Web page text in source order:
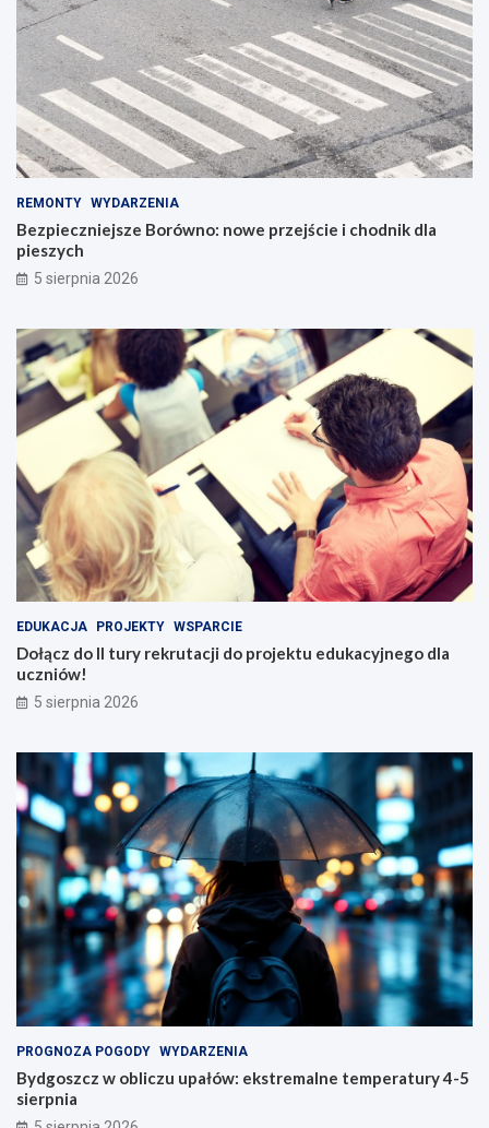
REMONTY WYDARZENIA
Bezpieczniejsze Borówno: nowe przejście i chodnik dla
pieszych
5 sierpnia 2026
EDUKACJA PROJEKTY WSPARCIE
Dołącz do II tury rekrutacji do projektu edukacyjnego dla
uczniów!
5 sierpnia 2026
PROGNOZA POGODY WYDARZENIA
Bydgoszcz w obliczu upałów: ekstremalne temperatury 4-5
sierpnia